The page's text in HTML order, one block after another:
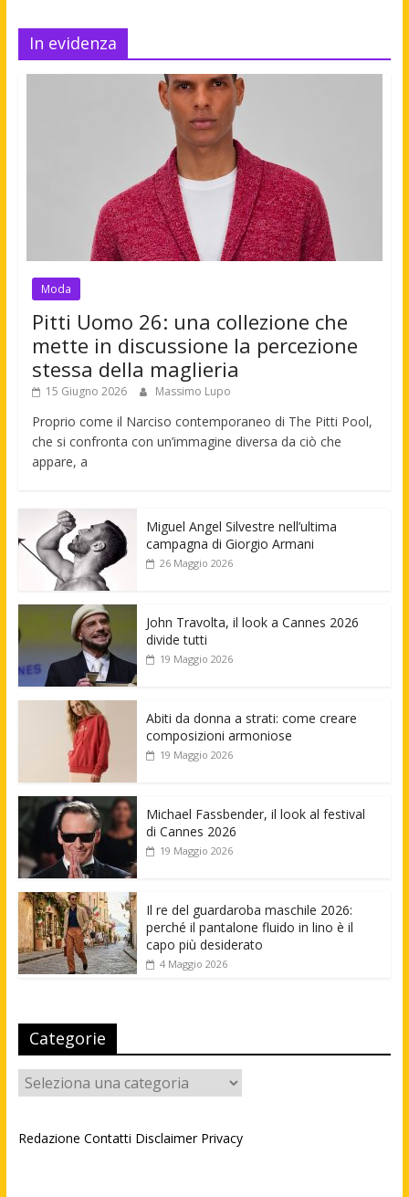
In evidenza
Moda
Pitti Uomo 26: una collezione che
mette in discussione la percezione
stessa della maglieria
15 Giugno 2026 Massimo Lupo
Proprio come il Narciso contemporaneo di The Pitti Pool,
che si confronta con un’immagine diversa da ciò che
appare, a
Miguel Angel Silvestre nell’ultima
campagna di Giorgio Armani
26 Maggio 2026
John Travolta, il look a Cannes 2026
divide tutti
19 Maggio 2026
Abiti da donna a strati: come creare
composizioni armoniose
19 Maggio 2026
Michael Fassbender, il look al festival
di Cannes 2026
19 Maggio 2026
Il re del guardaroba maschile 2026:
perché il pantalone fluido in lino è il
capo più desiderato
4 Maggio 2026
Categorie
Categorie
Redazione Contatti Disclaimer Privacy